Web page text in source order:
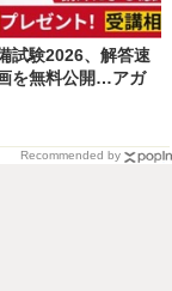
試験2026、解答速
を無料公開…アガ
Recommended by